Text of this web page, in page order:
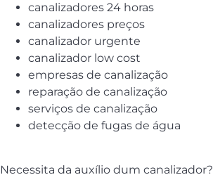
canalizadores 24 horas
canalizadores preços
canalizador urgente
canalizador low cost
empresas de canalização
reparação de canalização
serviços de canalização
detecção de fugas de água
Necessita da auxílio dum canalizador?